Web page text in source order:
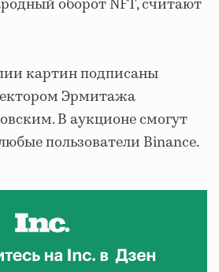
оборот NFT, считают
картин подписаны
Эрмитажа
В аукционе смогут
пользователи Binance.